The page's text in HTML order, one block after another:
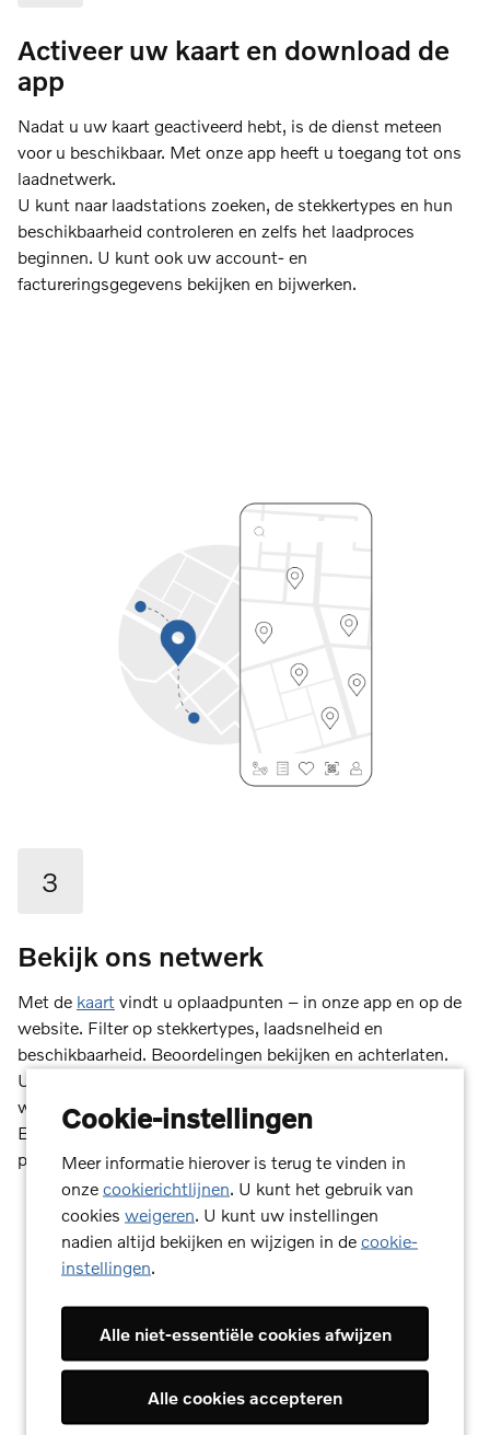
Activeer uw kaart en download de
app
Nadat u uw kaart geactiveerd hebt, is de dienst meteen
voor u beschikbaar. Met onze app heeft u toegang tot ons
laadnetwerk.
U kunt naar laadstations zoeken, de stekkertypes en hun
beschikbaarheid controleren en zelfs het laadproces
beginnen. U kunt ook uw account- en
factureringsgegevens bekijken en bijwerken.
3
Bekijk ons netwerk
Met de kaart vindt u oplaadpunten – in onze app en op de
website. Filter op stekkertypes, laadsnelheid en
beschikbaarheid. Beoordelingen bekijken en achterlaten.
U kunt ook een route naar het gewenste laadstation laten
weergeven en direct vanuit de app beginnen te navigeren.
En als het station opladen op afstand aanbiedt, kunt u dat
proces ook in gang zetten.
Cookie-instellingen
Meer informatie hierover is terug te vinden in
onze cookierichtlijnen. U kunt het gebruik van
cookies weigeren. U kunt uw instellingen
nadien altijd bekijken en wijzigen in de cookie-
instellingen.
Alle niet-essentiële cookies afwijzen
Alle cookies accepteren